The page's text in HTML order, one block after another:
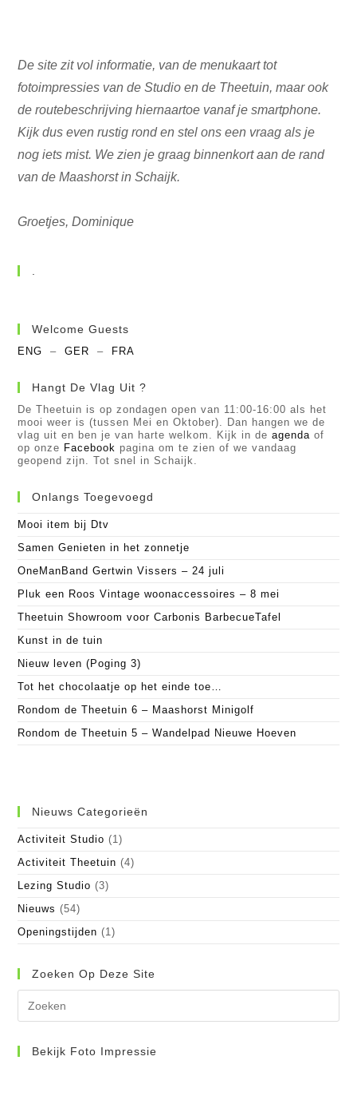
De site zit vol informatie, van de menukaart tot
fotoimpressies van de Studio en de Theetuin, maar ook
de routebeschrijving hiernaartoe vanaf je smartphone.
Kijk dus even rustig rond en stel ons een vraag als je
nog iets mist. We zien je graag binnenkort aan de rand
van de Maashorst in Schaijk.
Groetjes, Dominique
.
Welcome Guests
ENG –GER – FRA
Hangt De Vlag Uit ?
De Theetuin is op zondagen open van 11:00-16:00 als het
mooi weer is (tussen Mei en Oktober). Dan hangen we de
vlag uit en ben je van harte welkom. Kijk in deagenda of
op onze Facebook pagina om te zien of we vandaag
geopend zijn. Tot snel in Schaijk.
Onlangs Toegevoegd
Mooi item bij Dtv
Samen Genieten in het zonnetje
OneManBand Gertwin Vissers – 24 juli
Pluk een Roos Vintage woonaccessoires – 8 mei
Theetuin Showroom voor Carbonis BarbecueTafel
Kunst in de tuin
Nieuw leven (Poging 3)
Tot het chocolaatje op het einde toe…
Rondom de Theetuin 6 – Maashorst Minigolf
Rondom de Theetuin 5 – Wandelpad Nieuwe Hoeven
Nieuws Categorieën
Activiteit Studio (1)
Activiteit Theetuin (4)
Lezing Studio (3)
Nieuws (54)
Openingstijden (1)
Zoeken Op Deze Site
Bekijk Foto Impressie